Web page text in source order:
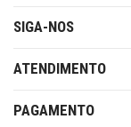
SIGA-NOS
ATENDIMENTO
PAGAMENTO